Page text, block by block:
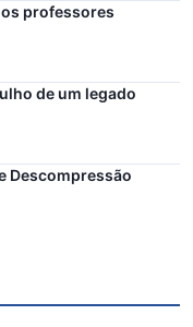
professores
de um legado
Descompressão